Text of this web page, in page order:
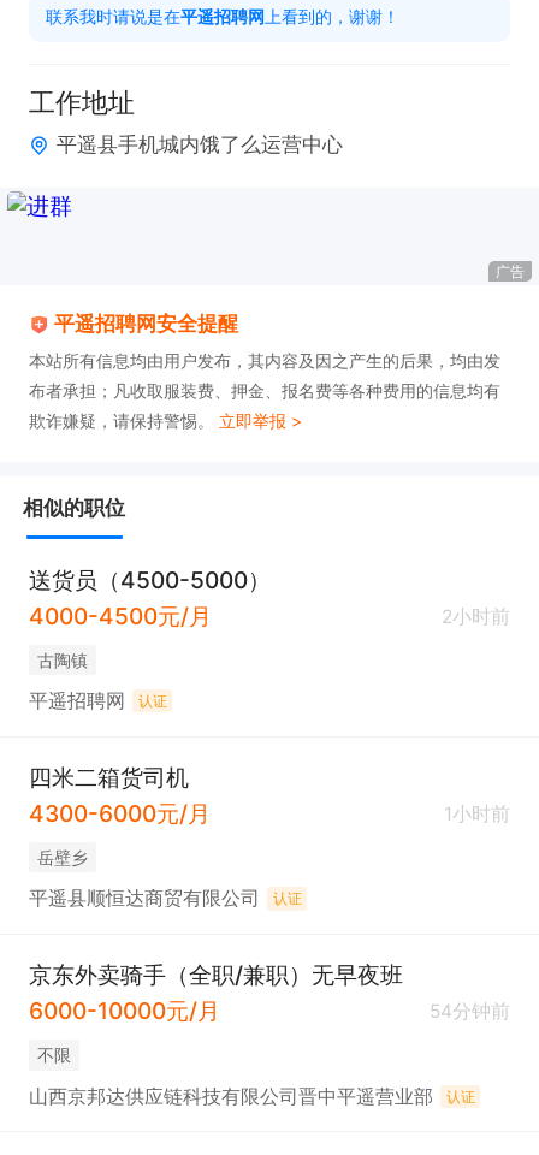
联系我时请说是在平遥招聘网 上看到的，谢谢！
工作地址
平遥县手机城内饿了么运营中心
广告
平遥招聘网安全提醒
本站所有信息均由用户发布，其内容及因之产生的后果，均由发
布者承担；凡收取服装费、押金、报名费等各种费用的信息均有
欺诈嫌疑，请保持警惕。 立即举报 >
相似的职位
送货员（4500-5000）
4000-4500元/月
2小时前
古陶镇
平遥招聘网 认证
四米二箱货司机
4300-6000元/月
1小时前
岳壁乡
平遥县顺恒达商贸有限公司 认证
京东外卖骑手（全职/兼职）无早夜班
6000-10000元/月
54分钟前
不限
山西京邦达供应链科技有限公司晋中平遥营业部 认证